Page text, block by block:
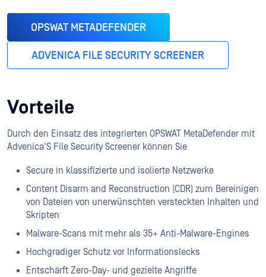
OPSWAT METADEFENDER
ADVENICA FILE SECURITY SCREENER
Vorteile
Durch den Einsatz des integrierten OPSWAT MetaDefender mit
Advenica'S File Security Screener können Sie
Secure in klassifizierte und isolierte Netzwerke
Content Disarm and Reconstruction (CDR) zum Bereinigen
von Dateien von unerwünschten versteckten Inhalten und
Skripten
Malware-Scans mit mehr als 35+ Anti-Malware-Engines
Hochgradiger Schutz vor Informationslecks
Entschärft Zero-Day- und gezielte Angriffe